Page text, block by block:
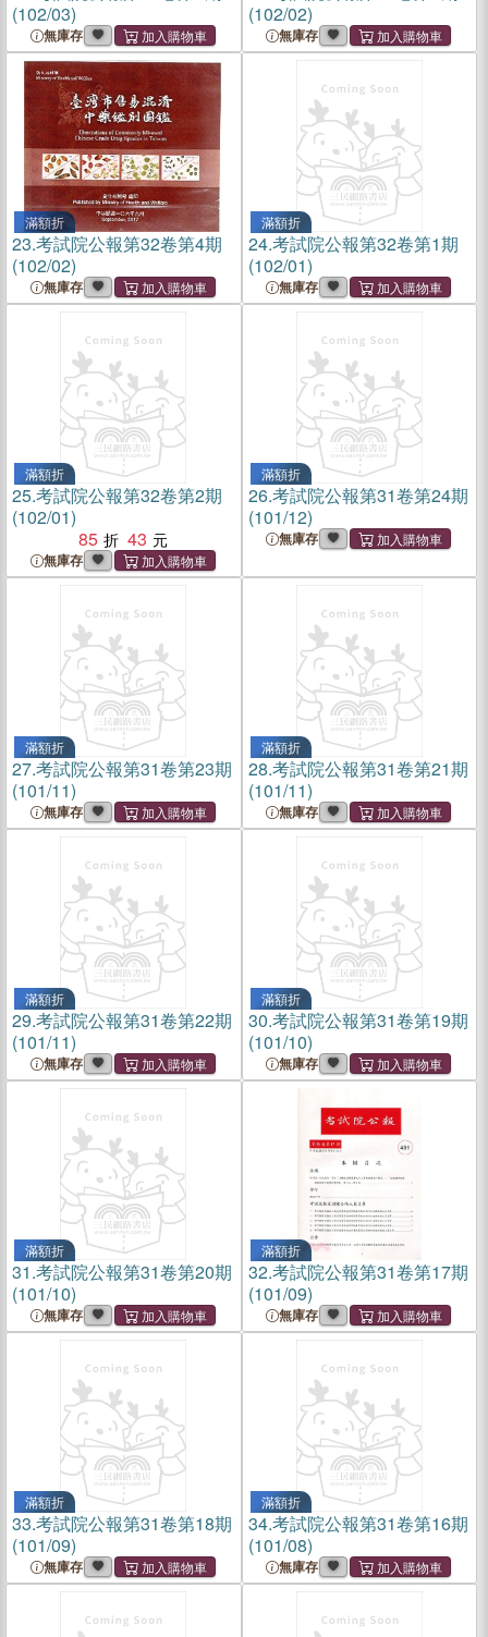
(102/03)
無庫存
(102/02)
無庫存
滿額折
23.考試院公報第32卷第4期
(102/02)
無庫存
滿額折
24.考試院公報第32卷第1期
(102/01)
無庫存
滿額折
25.考試院公報第32卷第2期
(102/01)
85
43
無庫存
滿額折
26.考試院公報第31卷第24期
(101/12)
無庫存
滿額折
27.考試院公報第31卷第23期
(101/11)
無庫存
滿額折
28.考試院公報第31卷第21期
(101/11)
無庫存
滿額折
29.考試院公報第31卷第22期
(101/11)
無庫存
滿額折
30.考試院公報第31卷第19期
(101/10)
無庫存
滿額折
31.考試院公報第31卷第20期
(101/10)
無庫存
滿額折
32.考試院公報第31卷第17期
(101/09)
無庫存
滿額折
33.考試院公報第31卷第18期
(101/09)
無庫存
滿額折
34.考試院公報第31卷第16期
(101/08)
無庫存